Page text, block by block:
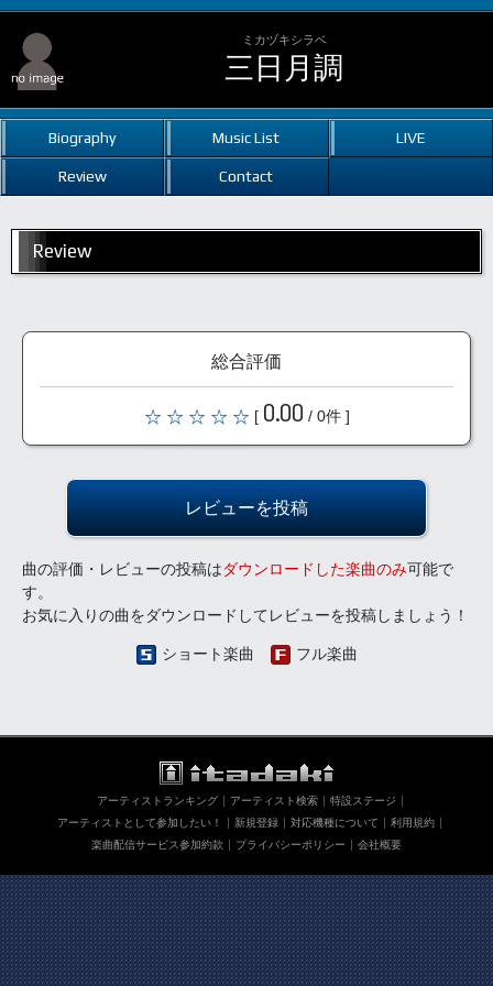
ミカヅキシラベ
三日月調
Biography Music List LIVE
Review Contact
Review
総合評価
[ 0.00 / 0件 ]
レビューを投稿
曲の評価・レビューの投稿はダウンロードした楽曲のみ可能で
す。
お気に入りの曲をダウンロードしてレビューを投稿しましょう！
ショート楽曲 フル楽曲
アーティストランキング アーティスト検索
特設ステージ
アーティストとして参加したい！
新規登録 対応機種について
利用規約
楽曲配信サービス参加約款
プライバシーポリシー 会社概要